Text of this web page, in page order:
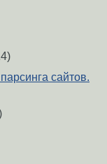
сайтов.